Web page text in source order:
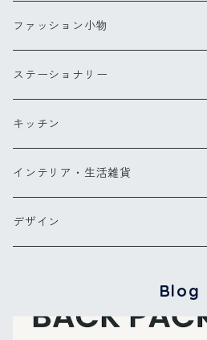
Sサイズ
Lサイズ
コンパクトブラシ
チークブラシ
ミラー
ヘアアクセサリー
リングXS(ナノ)
リングS
リングM
ペンダント
ピアス
ファッション小物
スカーフ
バッグ・ポーチ
バッグ
ポーチ
お財布・コインケース
メガネケース他
バッグ＆ウォレット
ステーショナリー
ペン
ポストカード
カードケース
キッチン
キッチンツール
エプロン
インテリア・生活雑貨
ブランケット
その他
デザイン
コクリコ
Blog